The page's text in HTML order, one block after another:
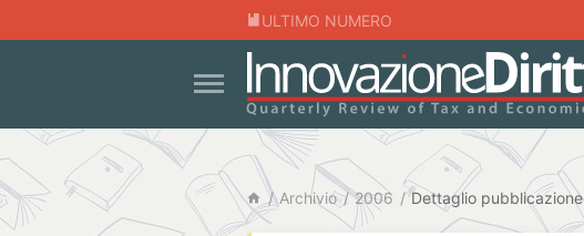
ULTIMO NUMERO
Archivio 2006 Dettaglio pubblicazione